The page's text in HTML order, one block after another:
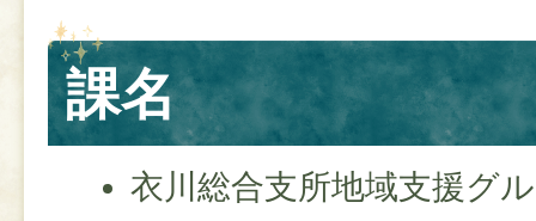
課名
衣川総合支所地域支援グ